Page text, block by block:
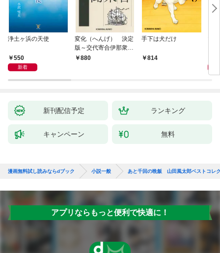
浄土ヶ浜の天使
550
新着
変化（へんげ） 決定
版～交代寄合伊那衆異
聞（1）～
880
手下は犬だけ
814
新刊配信予定 ランキング
キャンペーン 無料
漫画無料試し読みならdブック 小説一般 あと千回の晩飯 山田風太郎ベストコレ
アプリならもっと便利で快適に！